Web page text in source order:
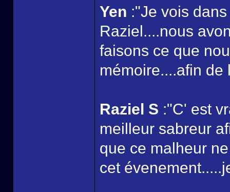
Yen :"Je vois
Raziel....nous
faisons ce que
mémoire....afin de
Raziel S :"C' est
meilleur sabreur
que ce malheur
cet